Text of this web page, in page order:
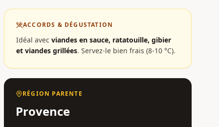
ACCORDS & DÉGUSTATION
Idéal avec viandes en sauce, ratatouille, gibier
et viandes grillées. Servez-le bien frais (8-10 °C).
RÉGION PARENTE
Provence